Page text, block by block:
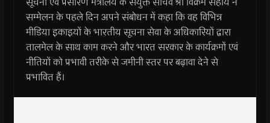
सम्मेलन के पहले दिन अपने संबोधन में कहा कि वह विभिन्न
मीडिया इकाइयों के भारतीय सूचना सेवा के अधिकारियों द्वारा
तालमेल के साथ काम करने और भारत सरकार के कार्यक्रमों एवं
नीतियों को प्रभावी तरीके से जमीनी स्तर पर बढ़ावा देने से
प्रभावित हैं।